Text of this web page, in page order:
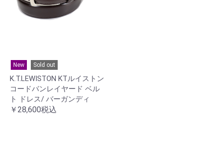
New Sold out
K.T.LEWISTON KTルイストン
コードバンレイヤード ベル
ト ドレス/ バーガンディ
￥28,600税込